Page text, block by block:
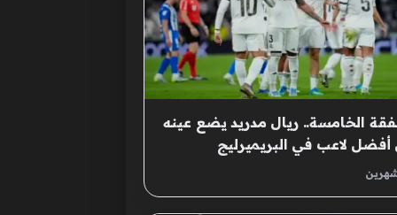
الخامسة.. ريال مدريد يضع عينه
أفضل لاعب في البريميرليج